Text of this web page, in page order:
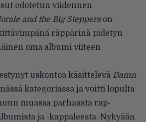
odotetun viidennen
and the Big Stepperson
räppärinä pidetyn
oma albumi viiteen
uskontoa käsittelevä Damn
kategoriassa ja voitti lopulta
muassa parhaasta rap-
ja -kappaleesta. Nykyään